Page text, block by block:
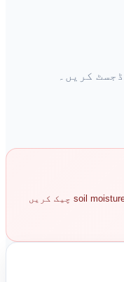
یہ ٹول صرف رہنمائی ہے۔ ایک ہی crop کے لیے بھی پانی کی ضرورت region، wind، sunlight، growth stage، bed shape، اور drainage کے ساتھ بہت بدل سکتی ہے۔ 5 cm سے 10 cm گہرائی پر soil moisture چیک کریں